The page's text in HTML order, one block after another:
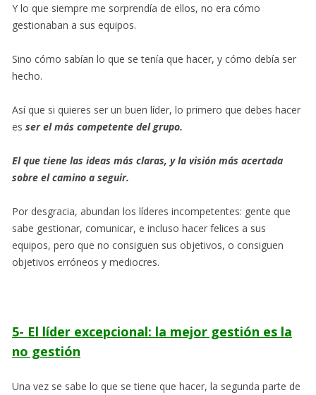
Y lo que siempre me sorprendía de ellos, no era cómo
gestionaban a sus equipos.
Sino cómo sabían lo que se tenía que hacer, y cómo debía ser
hecho.
Así que si quieres ser un buen líder, lo primero que debes hacer
es ser el más competente del grupo.
El que tiene las ideas más claras, y la visión más acertada
sobre el camino a seguir.
Por desgracia, abundan los líderes incompetentes: gente que
sabe gestionar, comunicar, e incluso hacer felices a sus
equipos, pero que no consiguen sus objetivos, o consiguen
objetivos erróneos y mediocres.
5- El líder excepcional: la mejor gestión es la
no gestión
Una vez se sabe lo que se tiene que hacer, la segunda parte de